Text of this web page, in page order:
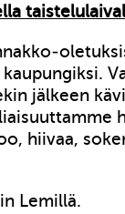
jälkeen
hiivaa,
Lemillä.